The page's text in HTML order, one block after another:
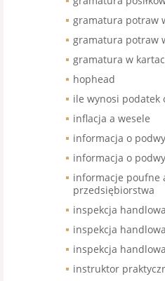
gramatura potraw
gramatura potraw
gramatura w
hophead
ile wynosi podatek
inflacja a wesele
informacja o
informacja o
informacje poufne
przedsiębiorstwa
inspekcja
inspekcja
inspekcja
instruktor